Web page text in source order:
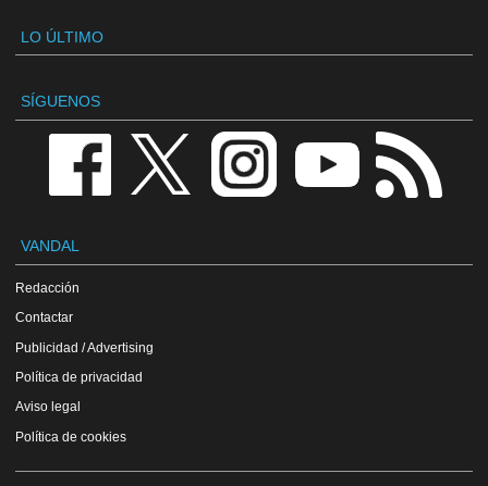
LO ÚLTIMO
SÍGUENOS
VANDAL
Redacción
Contactar
Publicidad / Advertising
Política de privacidad
Aviso legal
Política de cookies